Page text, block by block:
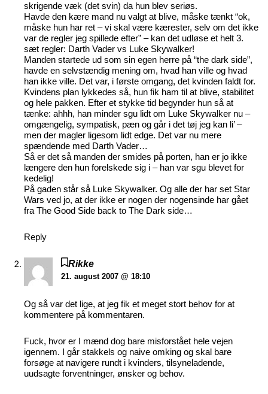
skrigende væk (det svin) da hun blev seriøs.
Havde den kære mand nu valgt at blive, måske tænkt “ok,
måske hun har ret – vi skal være kærester, selv om det ikke
var de regler jeg spillede efter” – kan det udløse et helt 3.
sæt regler: Darth Vader vs Luke Skywalker!
Manden startede ud som sin egen herre på “the dark side”,
havde en selvstændig mening om, hvad han ville og hvad
han ikke ville. Det var, i første omgang, det kvinden faldt for.
Kvindens plan lykkedes så, hun fik ham til at blive, stabilitet
og hele pakken. Efter et stykke tid begynder hun så at
tænke: ahhh, han minder sgu lidt om Luke Skywalker nu –
omgængelig, sympatisk, pæn og går i det tøj jeg kan li’ –
men der magler ligesom lidt edge. Det var nu mere
spændende med Darth Vader…
Så er det så manden der smides på porten, han er jo ikke
længere den hun forelskede sig i – han var sgu blevet for
kedelig!
På gaden står så Luke Skywalker. Og alle der har set Star
Wars ved jo, at der ikke er nogen der nogensinde har gået
fra The Good Side back to The Dark side…
Reply
Rikke
21. august 2007 @ 18:10
Og så var det lige, at jeg fik et meget stort behov for at
kommentere på kommentaren.
Fuck, hvor er I mænd dog bare misforstået hele vejen
igennem. I går stakkels og naive omking og skal bare
forsøge at navigere rundt i kvinders, tilsyneladende,
uudsagte forventninger, ønsker og behov.